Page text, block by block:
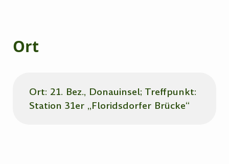
Ort
Ort: 21. Bez., Donauinsel; Treffpunkt:
Station 31er „Floridsdorfer Brücke“